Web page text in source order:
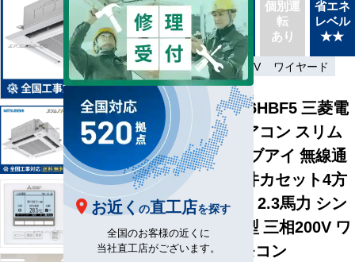
送
最新機
種
同機種
タイプ
別あり
個別運
転
あり
省エネ
レベル
★★
省エネ 三相200V ワイヤード
PLZ-ZRMP56HBF5 三菱電
機 業務用エアコン スリム
ZR 人感ムーブアイ 無線通
信キット 天井カセット4方
向 i-スクエア 2.3馬力 シン
グル 省エネ型 三相200V ワ
イヤードリモコン
お近く の直工店を探す
全国のお客様の近くに
当社直工店がございます。